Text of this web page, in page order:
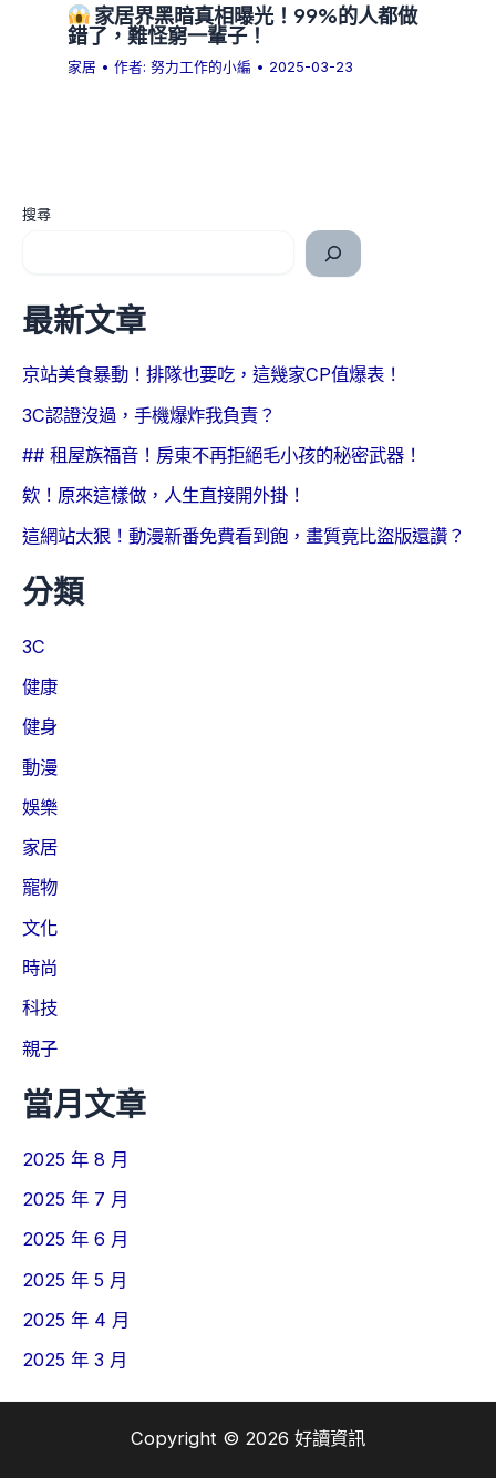
家居界黑暗真相曝光！99%的人都做
錯了，難怪窮一輩子！
家居 • 作者:努力工作的小編 • 2025-03-23
搜尋
最新文章
京站美食暴動！排隊也要吃，這幾家CP值爆表！
3C認證沒過，手機爆炸我負責？
## 租屋族福音！房東不再拒絕毛小孩的秘密武器！
欸！原來這樣做，人生直接開外掛！
這網站太狠！動漫新番免費看到飽，畫質竟比盜版還讚？
分類
3C
健康
健身
動漫
娛樂
家居
寵物
文化
時尚
科技
親子
當月文章
2025 年 8 月
2025 年 7 月
2025 年 6 月
2025 年 5 月
2025 年 4 月
2025 年 3 月
Copyright © 2026 好讀資訊